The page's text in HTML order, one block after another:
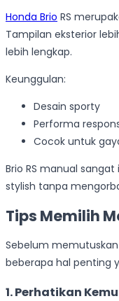
Honda Brio RS
Tampilan eksterior
lebih lengkap.
Keunggulan:
Desain sporty
Performa
Cocok untuk
Brio RS manual
stylish tanpa
Tips Memilih
Sebelum
beberapa hal penting
1. Perhatikan